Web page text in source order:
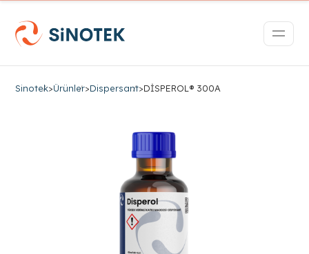
Sinotek>Ürünler>Dispersant>DİSPEROL® 300A